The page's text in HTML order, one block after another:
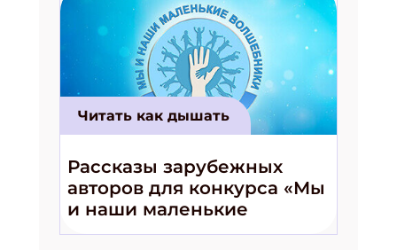
Читать как дышать
Рассказы зарубежных
авторов для конкурса «Мы
и наши маленькие
волшебники!»